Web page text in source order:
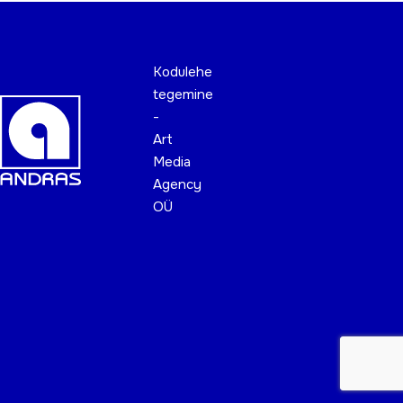
Kodulehe
tegemine
-
Art
Media
Agency
OÜ